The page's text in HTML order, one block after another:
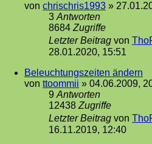
von chrischris1993 »
3 Antworten
8684 Zugriffe
Letzter Beitrag von
28.01.2020, 15:51
Beleuchtungszeiten ändern
von ttoommii » 04.06.2009,
9 Antworten
12438 Zugriffe
Letzter Beitrag von
16.11.2019, 12:40